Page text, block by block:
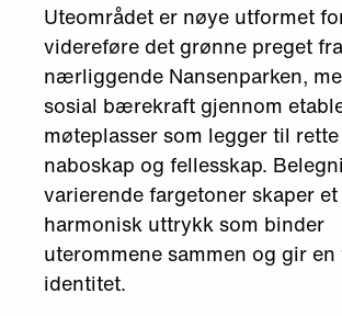
Uteområdet er nøye utformet
videreføre det grønne preget fra
nærliggende Nansenparken,
sosial bærekraft gjennom
møteplasser som legger til
naboskap og fellesskap.
varierende fargetoner skaper
harmonisk uttrykk som binder
uterommene sammen og gir
identitet.